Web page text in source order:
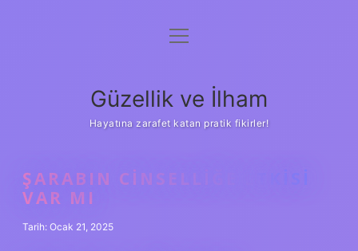
Anasayfa
Yasal Uyarı
menüyü
Güzellik ve İlham
Hayatına zarafet katan pratik fikirler!
ŞARABIN CINSELLIĞE ETKISI
VAR MI
Tarih: Ocak 21, 2025